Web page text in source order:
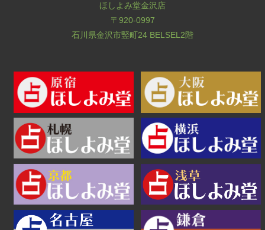
ほしよみ堂金沢店
〒920-0997
石川県金沢市竪町24 BELSEL2階